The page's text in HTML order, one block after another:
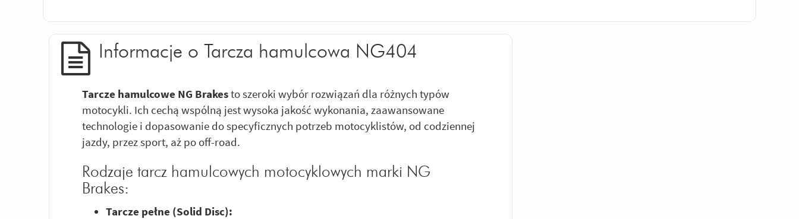
Informacje o Tarcza hamulcowa NG404
Tarcze hamulcowe NG Brakesto szeroki wybór rozwiązań dla różnych typów
motocykli. Ich cechą wspólną jest wysoka jakość wykonania, zaawansowane
technologie i dopasowanie do specyficznych potrzeb motocyklistów, od codziennej
jazdy, przez sport, aż po off-road.
Rodzaje tarcz hamulcowych motocyklowych marki NG
Brakes:
Tarcze pełne (Solid Disc):